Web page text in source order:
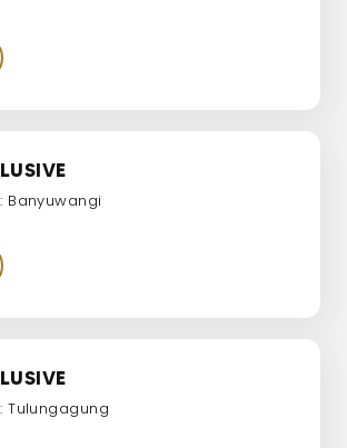
Banyuwangi
Tulungagung